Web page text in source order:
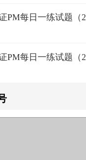
PM每日一练试题（
PM每日一练试题（